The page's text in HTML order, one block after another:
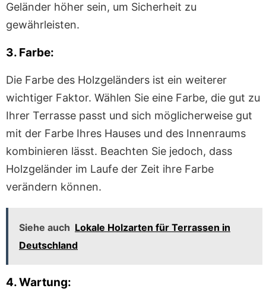
Geländer höher sein, um Sicherheit zu
gewährleisten.
3. Farbe:
Die Farbe des Holzgeländers ist ein weiterer
wichtiger Faktor. Wählen Sie eine Farbe, die gut zu
Ihrer Terrasse passt und sich möglicherweise gut
mit der Farbe Ihres Hauses und des Innenraums
kombinieren lässt. Beachten Sie jedoch, dass
Holzgeländer im Laufe der Zeit ihre Farbe
verändern können.
Siehe auch Lokale Holzarten für Terrassen in
Deutschland
4. Wartung: